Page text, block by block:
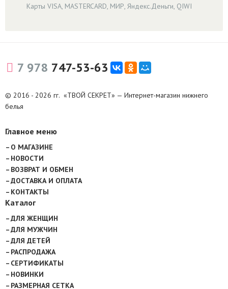
Карты VISA, MASTERCARD, МИР, Яндекс.Деньги, QIWI
7 978 747-53-63
© 2016 - 2026 гг. «ТВОЙ СЕКРЕТ» — Интернет-магазин нижнего
белья
Главное меню
О МАГАЗИНЕ
НОВОСТИ
ВОЗВРАТ И ОБМЕН
ДОСТАВКА И ОПЛАТА
КОНТАКТЫ
Каталог
ДЛЯ ЖЕНЩИН
ДЛЯ МУЖЧИН
ДЛЯ ДЕТЕЙ
РАСПРОДАЖА
СЕРТИФИКАТЫ
НОВИНКИ
РАЗМЕРНАЯ СЕТКА